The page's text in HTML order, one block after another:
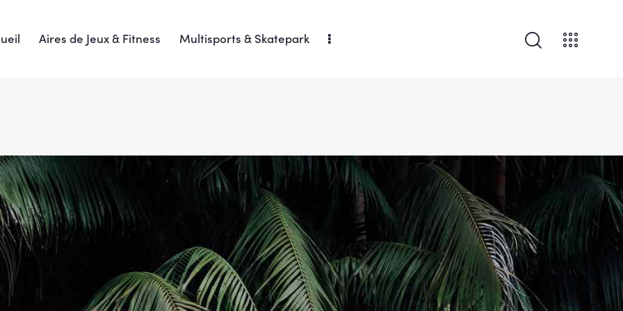
Aires de Jeux & Fitness Multisports & Skatepark